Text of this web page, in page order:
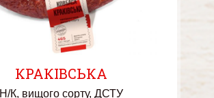
КРАКІВСЬКА
Н/К вищого сорту ДСТУ